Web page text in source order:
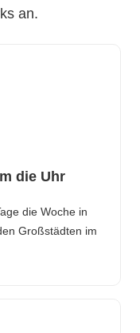
an.
die Uhr
die Woche in
Großstädten im